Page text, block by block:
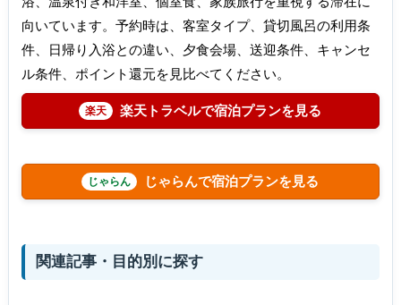
向いています。予約時は、客室タイプ、貸切風呂の利用条
件、日帰り入浴との違い、夕食会場、送迎条件、キャンセ
ル条件、ポイント還元を見比べてください。
楽天トラベルで宿泊プランを見る
じゃらんで宿泊プランを見る
関連記事・目的別に探す